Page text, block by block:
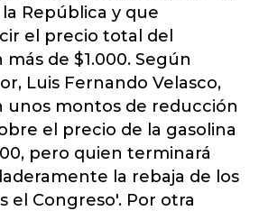
República y que
el precio total del
de $1.000. Según
Luis Fernando Velasco,
unos montos de reducción
el precio de la gasolina
pero quien terminará
la rebaja de los
el Congreso'. Por otra